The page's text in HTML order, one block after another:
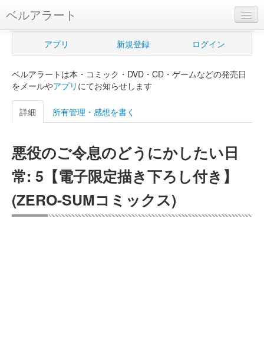
ベルアラート
ベルアラートとは
新規登録
ログイン
購入管理
Myシェルフ
プレミアム
アプリ 新規登録 ログイン
ベルアラートは本・コミック・DVD・CD・ゲームなどの発売日
をメールやアプリ にてお知らせします
詳細 所有管理・感想を書く
悪役のご令息のどうにかしたい日
常: 5【電子限定描き下ろし付き】
(ZERO-SUMコミックス)